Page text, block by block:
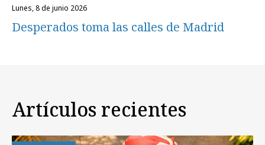
lunes, 8 de junio 2026
Desperados toma las calles de Madrid
Artículos recientes